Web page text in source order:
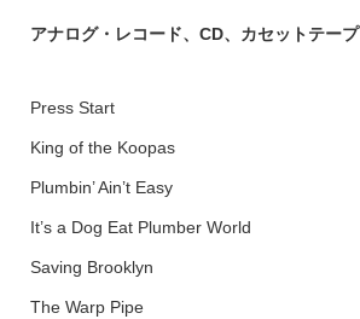
アナログ・レコード、CD、カセットテープ
Press Start
King of the Koopas
Plumbin’ Ain’t Easy
It’s a Dog Eat Plumber World
Saving Brooklyn
The Warp Pipe